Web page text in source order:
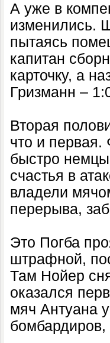
А уже в
изменились.
пытаясь
капитан
карточку, а
Гризманн –
Вторая
что и первая.
быстро
счастья в
владели
перерыва,
Это Погба
штрафной,
Там Нойер
оказался
мяч Антуана